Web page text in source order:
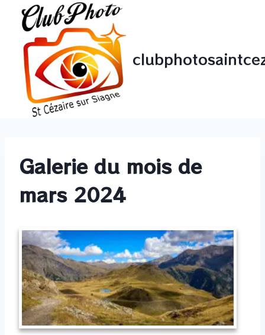
Aller
contenu
Galerie du mois de
mars 2024